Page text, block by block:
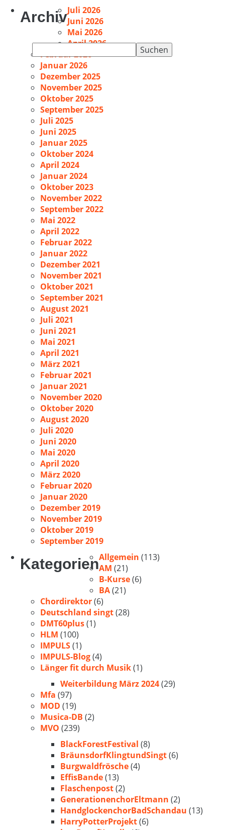
nach:
ArchivJuli 2026
Juni 2026
Mai 2026
April 2026
Februar 2026
Januar 2026
Dezember 2025
November 2025
Oktober 2025
September 2025
Juli 2025
Juni 2025
Januar 2025
Oktober 2024
April 2024
Januar 2024
Oktober 2023
November 2022
September 2022
Mai 2022
April 2022
Februar 2022
Januar 2022
Dezember 2021
November 2021
Oktober 2021
September 2021
August 2021
Juli 2021
Juni 2021
Mai 2021
April 2021
März 2021
Februar 2021
Januar 2021
November 2020
Oktober 2020
August 2020
Juli 2020
Juni 2020
Mai 2020
April 2020
März 2020
Februar 2020
Januar 2020
Dezember 2019
November 2019
Oktober 2019
September 2019
KategorienAllgemein (113)
AM (21)
B-Kurse(6)
BA(21)
Chordirektor(6)
Deutschland singt(28)
DMT60plus(1)
HLM (100)
IMPULS(1)
IMPULS-Blog(4)
Länger fit durch Musik(1)
Weiterbildung März 2024(29)
Mfa (97)
MOD (19)
Musica-DB (2)
MVO (239)
BlackForestFestival (8)
BräunsdorfKlingtundSingt(6)
Burgwaldfrösche(4)
EffisBande(13)
Flaschenpost(2)
GenerationenchorEltmann (2)
HandglockenchorBadSchandau (13)
HarryPotterProjekt(6)